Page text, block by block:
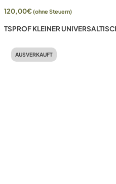
120,00€(ohne Steuern)
TSPROF KLEINER
AUSVERKAUFT